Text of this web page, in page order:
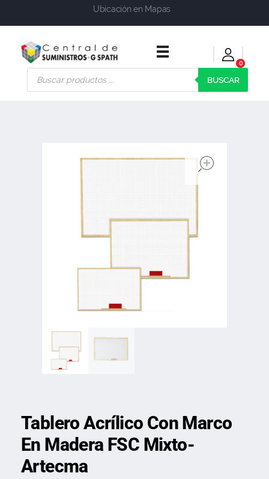
Ubicación en Mapas
Central de Suministros Gspath
Suministros y soluciones integrales para su empresa o negocio
0
BUSCAR
Tablero Acrílico Con Marco
En Madera FSC Mixto-
Artecma